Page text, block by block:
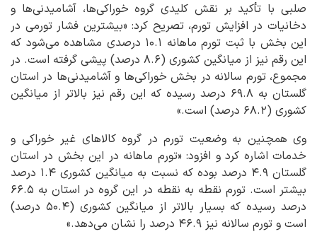
صلبی با تأکید بر نقش کلیدی گروه خوراکی‌ها، آشامیدنی‌ها و
دخانیات در افزایش تورم، تصریح کرد: «بیشترین فشار تورمی در
این بخش با ثبت تورم ماهانه ۱۰.۱ درصدی مشاهده می‌شود که
این رقم نیز از میانگین کشوری (۸.۶ درصد) پیشی گرفته است. در
مجموع، تورم سالانه در بخش خوراکی‌ها و آشامیدنی‌ها در استان
گلستان به ۶۹.۸ درصد رسیده که این رقم نیز بالاتر از میانگین
کشوری (۶۸.۲ درصد) است.»
وی همچنین به وضعیت تورم در گروه کالاهای غیر خوراکی و
خدمات اشاره کرد و افزود: «تورم ماهانه در این بخش در استان
گلستان ۴.۹ درصد بوده که نسبت به میانگین کشوری ۱.۴ درصد
بیشتر است. تورم نقطه به نقطه در این گروه در استان به ۶۶.۵
درصد رسیده که بسیار بالاتر از میانگین کشوری (۵۰.۴ درصد)
است و تورم سالانه نیز ۴۶.۹ درصد را نشان می‌دهد.»